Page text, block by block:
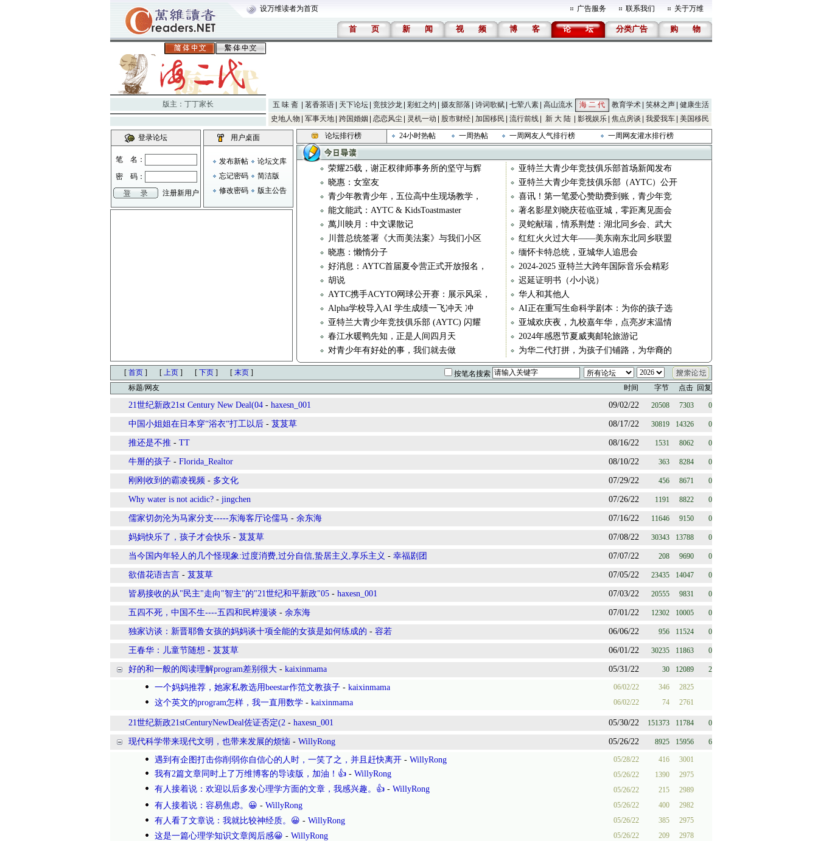
设万维读者为首页 广告服务 联系我们 关于万维
首 页 新 闻 视 频 博 客 论 坛 分类广告 购 物
版主： 丁丁家长 五 味 斋 茗香茶语 天下论坛 竞技沙龙 彩虹之约 摄友部落 诗词歌赋 七荤八素 高山流水 海 二 代 教育学术 笑林之声 健康生活
史地人物
军事天地 跨国婚姻 恋恋风尘 灵机一动 股市财经 加国移民 流行前线 新 大 陆 影视娱乐 焦点房谈 我爱我车 美国移民
登录论坛
笔 名：
密 码：
注册新用户
用户桌面
发布新帖
论坛文库
忘记密码
简洁版
修改密码
版主公告
论坛排行榜 24小时热帖 一周热帖 一周网友人气排行榜 一周网友灌水排行榜
荣耀25载，谢正权律师事务所的坚守与辉
亚特兰大青少年竞技俱乐部首场新闻发布
晓惠：女室友
亚特兰大青少年竞技俱乐部（AYTC）公开
青少年教青少年，五位高中生现场教学，
喜讯！第一笔爱心赞助费到账，青少年竞
能文能武：AYTC & KidsToastmaster
著名影星刘晓庆莅临亚城，零距离见面会
萬川映月：中文课散记
灵蛇献瑞，情系荆楚：湖北同乡会、武大
川普总统签署《大而美法案》与我们小区
红红火火过大年——美东南东北同乡联盟
晓惠：懒惰分子
缅怀卡特总统，亚城华人追思会
好消息：AYTC首届夏令营正式开放报名，
2024-2025 亚特兰大跨年国际音乐会精彩
胡说
迟延证明书（小小说）
AYTC携手ACYTO网球公开赛：展示风采，
华人和其他人
Alpha学校导入AI 学生成绩一飞冲天 冲
AI正在重写生命科学剧本：为你的孩子选
亚特兰大青少年竞技俱乐部 (AYTC) 闪耀
亚城欢庆夜，九校嘉年华，点亮岁末温情
春江水暖鸭先知，正是人间四月天
2024年感恩节夏威夷邮轮旅游记
对青少年有好处的事，我们就去做
为华二代打拼，为孩子们铺路，为华裔的
[ 首页 ] [ 上页 ] [ 下页 ] [ 末页 ]
按笔名搜索
标题/网友
时间 字节 点击 回复
21世纪新政21st Century New Deal(04 - haxesn_001 09/02/22 20508 7303 0
中国小姐姐在日本穿“浴衣“打工以后 - 芨芨草 08/17/22 30819 14326 0
推还是不推 - TT 08/16/22 1531 8062 0
牛掰的孩子 - Florida_Realtor 08/10/22 363 8284 0
刚刚收到的霸凌视频 - 多文化 07/29/22 456 8671 0
Why water is not acidic? - jingchen 07/26/22 1191 8822 0
儒家切勿沦为马家分支-----东海客厅论儒马 - 余东海 07/16/22 11646 9150 0
妈妈快乐了，孩子才会快乐 - 芨芨草 07/08/22 30343 13788 0
当今国内年轻人的几个怪现象:过度消费,过分自信,蛰居主义,享乐主义 - 幸福剧团 07/07/22 208 9690 0
欲借花语吉言 - 芨芨草 07/05/22 23435 14047 0
皆易接收的从"民主"走向"智主"的"21世纪和平新政"05 - haxesn_001 07/03/22 20555 9831 0
五四不死，中国不生----五四和民粹漫谈 - 余东海 07/01/22 12302 10005 0
独家访谈：新晋耶鲁女孩的妈妈谈十项全能的女孩是如何练成的 - 容若 06/06/22 956 11524 0
王春华：儿童节随想 - 芨芨草 06/01/22 30235 11863 0
好的和一般的阅读理解program差别很大 - kaixinmama 05/31/22 30 12089 2
一个妈妈推荐，她家私教选用beestar作范文教孩子 - kaixinmama 06/02/22 346 2825
这个英文的program怎样，我一直用数学 - kaixinmama 06/02/22 74 2761
21世纪新政21stCenturyNewDeal佐证否定(2 - haxesn_001 05/30/22 151373 11784 0
现代科学带来现代文明，也带来发展的烦恼 - WillyRong 05/26/22 8925 15956 6
遇到有企图打击你削弱你自信心的人时，一笑了之，并且赶快离开 - WillyRong 05/28/22 416 3001
我有2篇文章同时上了万维博客的导读版，加油！👍 - WillyRong 05/26/22 1390 2975
有人接着说：欢迎以后多发心理学方面的文章，我感兴趣。👍 - WillyRong 05/26/22 215 2989
有人接着说：容易焦虑。😀 - WillyRong 05/26/22 400 2982
有人看了文章说：我就比较神经质。😀 - WillyRong 05/26/22 385 2975
这是一篇心理学知识文章阅后感😀 - WillyRong 05/26/22 209 2978